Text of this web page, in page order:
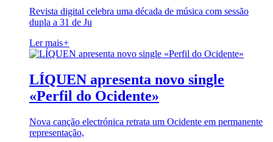
Revista digital celebra uma década de música com sessão
dupla a 31 de Ju
Ler mais+
LÍQUEN apresenta novo single
«Perfil do Ocidente»
Nova canção electrónica retrata um Ocidente em permanente
representação,